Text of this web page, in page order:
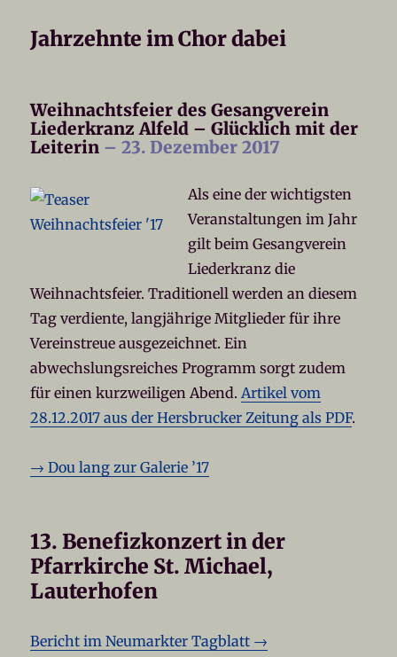
Jahrzehnte im Chor dabei
Weihnachtsfeier des Gesangverein
Liederkranz Alfeld – Glücklich mit der
Leiterin – 23. Dezember 2017
Als eine der wichtigsten
Veranstaltungen im Jahr
gilt beim Gesangverein
Liederkranz die
Weihnachtsfeier. Traditionell werden an diesem
Tag verdiente, langjährige Mitglieder für ihre
Vereinstreue ausgezeichnet. Ein
abwechslungsreiches Programm sorgt zudem
für einen kurzweiligen Abend. Artikel vom
28.12.2017 aus der Hersbrucker Zeitung als PDF.
→ Dou lang zur Galerie ’17
13. Benefizkonzert in der
Pfarrkirche St. Michael,
Lauterhofen
Bericht im Neumarkter Tagblatt →